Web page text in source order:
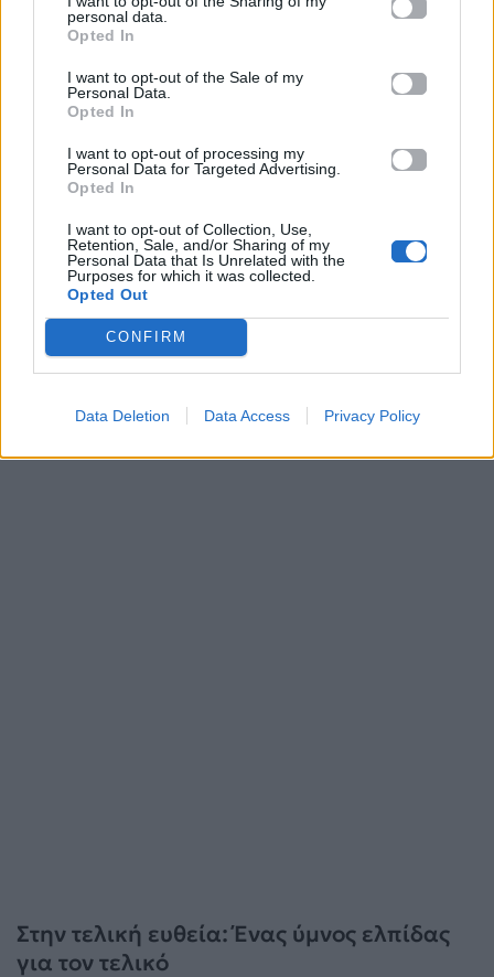
personal data.
Opted In
I want to opt-out of the Sale of my
Personal Data.
Opted In
I want to opt-out of processing my
Personal Data for Targeted Advertising.
Opted In
I want to opt-out of Collection, Use,
Retention, Sale, and/or Sharing of my
Personal Data that Is Unrelated with the
Purposes for which it was collected.
Opted Out
CONFIRM
Data Deletion Data Access Privacy Policy
Έγινε εθνικό είδωλο φτάνοντας στον τ
ελικό της
9ης σεζόν του The Voice Belgique
«I’ll Be Okay» του 2023 την καθιέρωσε ως μια φωνή
που μάχεται για την αυτοπεποίθηση και τη
Στην τελική ευθεία: Ένας ύμνος ελπίδας
για τον τελικό